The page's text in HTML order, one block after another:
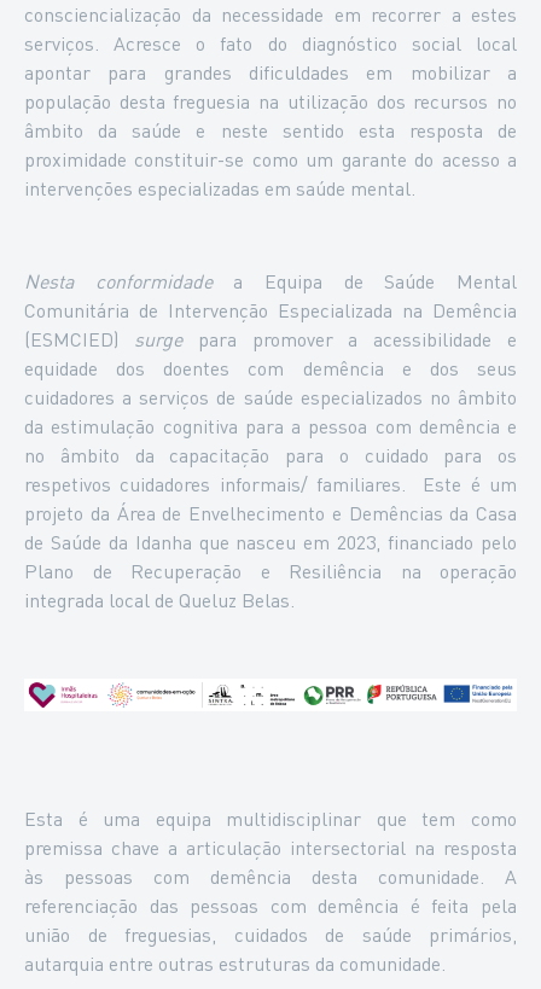
consciencialização da necessidade em recorrer a estes
serviços. Acresce o fato do diagnóstico social local
apontar para grandes dificuldades em mobilizar a
população desta freguesia na utilização dos recursos no
âmbito da saúde e neste sentido esta resposta de
proximidade constituir-se como um garante do acesso a
intervenções especializadas em saúde mental.
Nesta conformidade a Equipa de Saúde Mental
Comunitária de Intervenção Especializada na Demência
(ESMCIED) surge
para promover a acessibilidade e
equidade dos doentes com demência e dos seus
cuidadores a serviços de saúde especializados no âmbito
da estimulação cognitiva para a pessoa com demência e
no âmbito da capacitação para o cuidado para os
respetivos cuidadores informais/ familiares. Este é um
projeto da Área de Envelhecimento e Demências da Casa
de Saúde da Idanha que nasceu em 2023, financiado pelo
Plano de Recuperação e Resiliência na operação
integrada local de Queluz Belas.
Esta é uma equipa multidisciplinar que tem como
premissa chave a articulação intersectorial na resposta
às pessoas com demência desta comunidade. A
referenciação das pessoas com demência é feita pela
união de freguesias, cuidados de saúde primários,
autarquia entre outras estruturas da comunidade.